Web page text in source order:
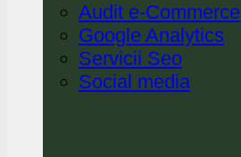
Audit e-Commerce
Google Analytics
Servicii Seo
Social media